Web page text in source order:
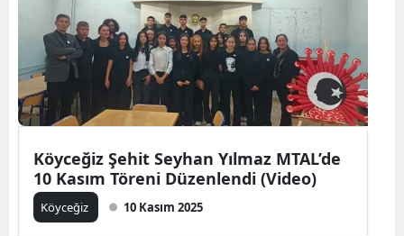
Köyceğiz Şehit Seyhan Yılmaz MTAL’de
10 Kasım Töreni Düzenlendi (Video)
Köyceğiz 10 Kasım 2025